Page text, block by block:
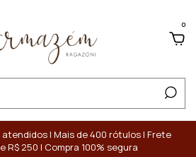
0
atendidos | Mais de 400 rótulos | Frete
R$ 250 | Compra 100% segura